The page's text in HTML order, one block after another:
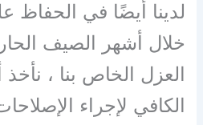
لدينا أيضًا في الحفاظ
خلال أشهر الصيف
العزل الخاص بنا ،
الكافي لإجراء